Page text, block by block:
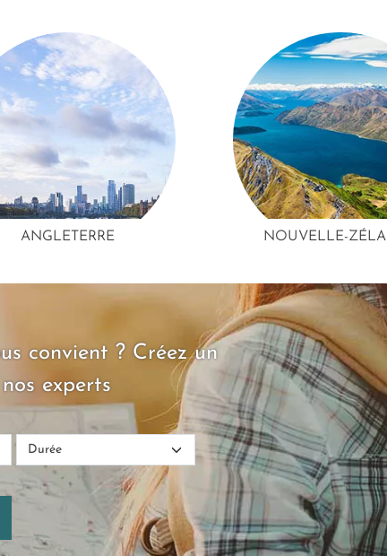
ANGLETERRE NOUVELLE-
convient ? Créez un
experts